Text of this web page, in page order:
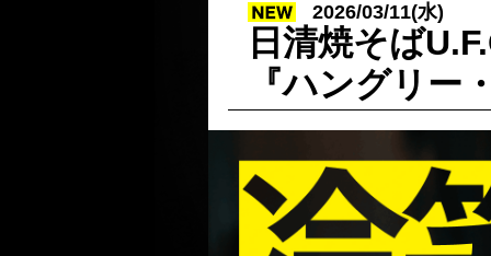
2026/03/11(水)
日清焼そば
『ハングリー